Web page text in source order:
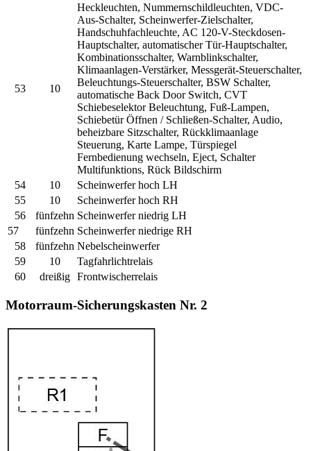
53 10
Heckleuchten, Nummernschildleuchten, VDC-
Aus-Schalter, Scheinwerfer-Zielschalter,
Handschuhfachleuchte, AC 120-V-Steckdosen-
Hauptschalter, automatischer Tür-Hauptschalter,
Kombinationsschalter, Warnblinkschalter,
Klimaanlagen-Verstärker, Messgerät-Steuerschalter,
Beleuchtungs-Steuerschalter, BSW Schalter,
automatische Back Door Switch, CVT
Schiebeselektor Beleuchtung, Fuß-Lampen,
Schiebetür Öffnen / Schließen-Schalter, Audio,
beheizbare Sitzschalter, Rückklimaanlage
Steuerung, Karte Lampe, Türspiegel
Fernbedienung wechseln, Eject, Schalter
Multifunktions, Rück Bildschirm
54
10
Scheinwerfer hoch LH
55
10
Scheinwerfer hoch RH
56
fünfzehn Scheinwerfer niedrig LH
57
fünfzehn Scheinwerfer niedrige RH
58
fünfzehn Nebelscheinwerfer
59
10
Tagfahrlichtrelais
60
dreißig Frontwischerrelais
Motorraum-Sicherungskasten Nr. 2